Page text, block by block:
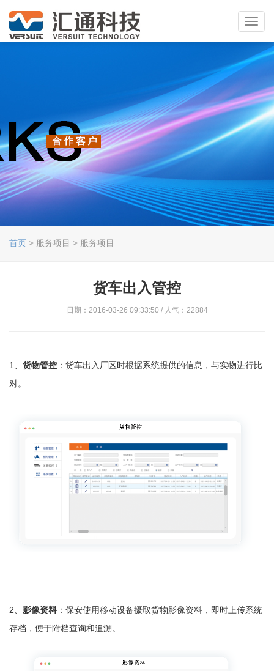
首页 > 服务项目 > 服务项目
货车出入管控
日期：2016-03-26 09:33:50 / 人气：22884
1、 货物管控 ：货车出入厂区时根据系统提供的信息，与实物进行比
对。
2、 影像资料 ：保安使用移动设备摄取货物影像资料，即时上传系统
存档，便于附档查询和追溯。